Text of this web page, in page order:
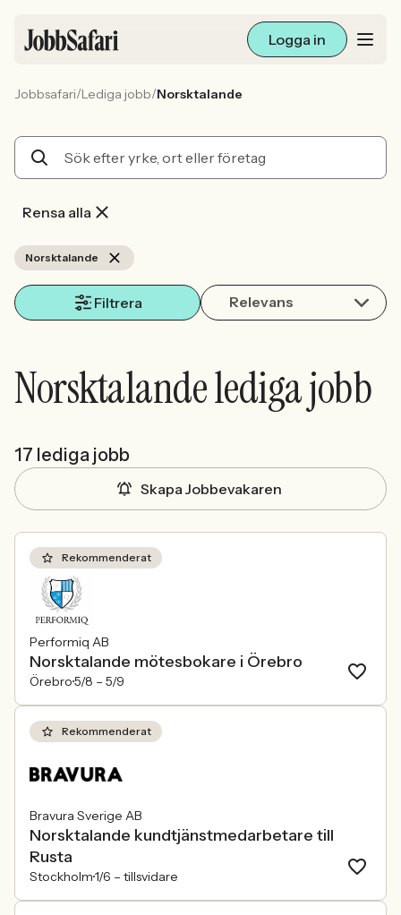
Logga in
Arbetsliv och karriär
Sök med AI
Jobbsafari/Lediga jobb/Norsktalande
Rensa alla
Norsktalande
Filtrera Relevans
Norsktalande lediga jobb
17 lediga jobb
Skapa Jobbevakaren
Rekommenderat
Performiq AB
Norsktalande mötesbokare i Örebro
Örebro5/8 – 5/9
Rekommenderat
Bravura Sverige AB
Norsktalande kundtjänstmedarbetare till
Rusta
Stockholm1/6 – tillsvidare